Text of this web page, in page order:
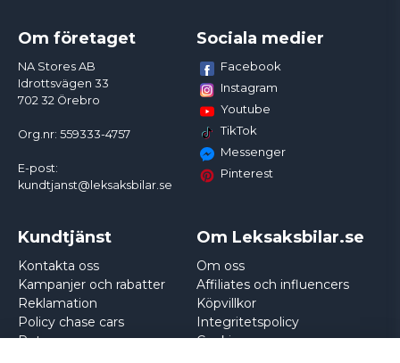
Om företaget
NA Stores AB
Idrottsvägen 33
702 32 Örebro
Org.nr: 559333-4757
E-post:
kundtjanst@leksaksbilar.se
Sociala medier
Facebook
Instagram
Youtube
TikTok
Messenger
Pinterest
Kundtjänst
Kontakta oss
Kampanjer och rabatter
Reklamation
Policy chase cars
Returnera
Om Leksaksbilar.se
Om oss
Affiliates och influencers
Köpvillkor
Integritetspolicy
Cookies